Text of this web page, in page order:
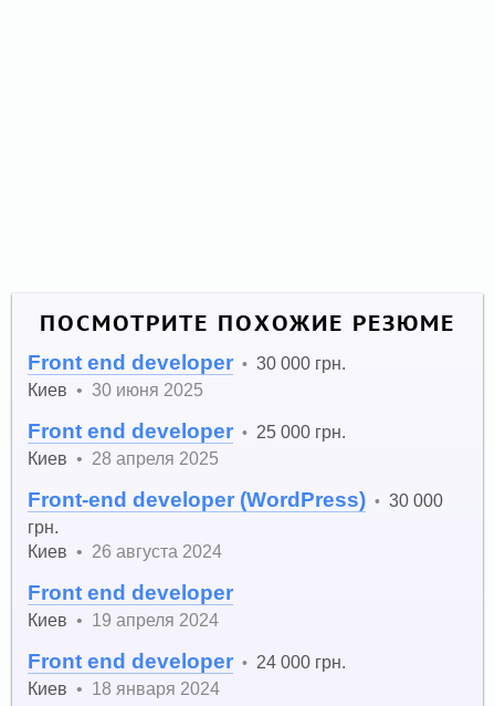
ПОСМОТРИТЕ ПОХОЖИЕ РЕЗЮМЕ
Front end developer •30 000 грн.
Киев •30 июня 2025
Front end developer • 25 000 грн.
Киев • 28 апреля 2025
Front-end developer (WordPress) •30 000
грн.
Киев • 26 августа 2024
Front end developer
Киев • 19 апреля 2024
Front end developer • 24 000 грн.
Киев • 18 января 2024